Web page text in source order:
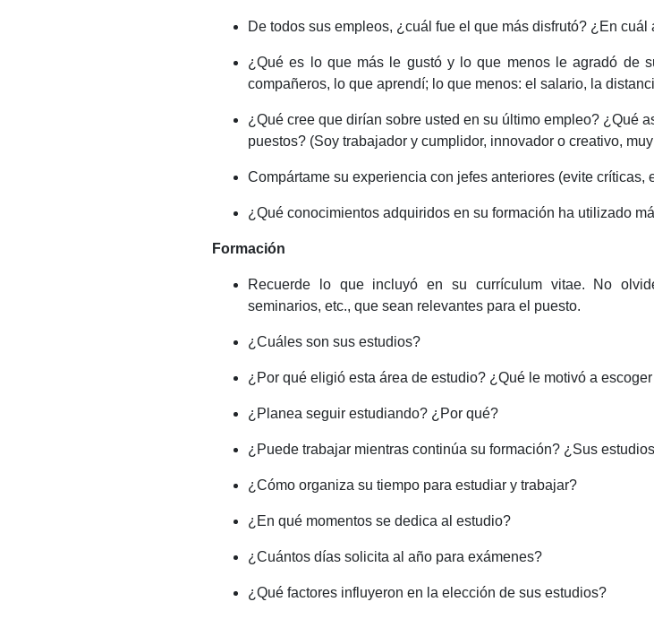
De todos sus empleos, ¿cuál fue el que más disfrutó? ¿En cuál
¿Qué es lo que más le gustó y lo que menos le agradó de
compañeros, lo que aprendí; lo que menos: el salario, la
¿Qué cree que dirían sobre usted en su último empleo? ¿Qué
puestos? (Soy trabajador y cumplidor, innovador o creativo,
Compártame su experiencia con jefes anteriores (evite críticas,
¿Qué conocimientos adquiridos en su formación ha utilizado
Formación
Recuerde lo que incluyó en su currículum vitae. No
seminarios, etc., que sean relevantes para el puesto.
¿Cuáles son sus estudios?
¿Por qué eligió esta área de estudio? ¿Qué le motivó a
¿Planea seguir estudiando? ¿Por qué?
¿Puede trabajar mientras continúa su formación? ¿Sus
¿Cómo organiza su tiempo para estudiar y trabajar?
¿En qué momentos se dedica al estudio?
¿Cuántos días solicita al año para exámenes?
¿Qué factores influyeron en la elección de sus estudios?